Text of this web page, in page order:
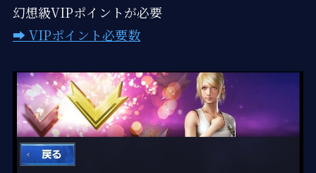
幻想級VIPポイントが必要
➡ VIPポイント必要数